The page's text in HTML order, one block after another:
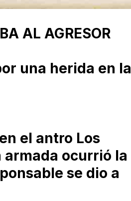
AL AGRESOR
una herida en la
el antro Los
armada ocurrió la
se dio a